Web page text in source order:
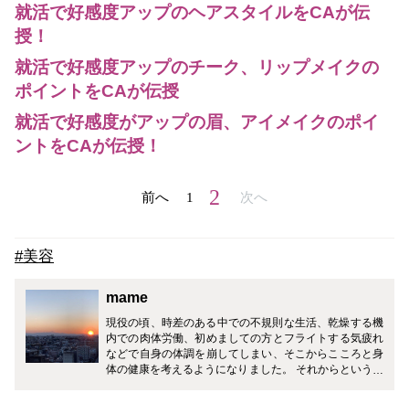
就活で好感度アップのヘアスタイルをCAが伝
授！
就活で好感度アップのチーク、リップメイクの
ポイントをCAが伝授
就活で好感度がアップの眉、アイメイクのポイ
ントをCAが伝授！
前へ 1 2 次へ
#美容
mame
現役の頃、時差のある中での不規則な生活、乾燥する機
内での肉体労働、初めましての方とフライトする気疲れ
などで自身の体調を崩してしまい、そこからこころと身
体の健康を考えるようになりました。 それからというも